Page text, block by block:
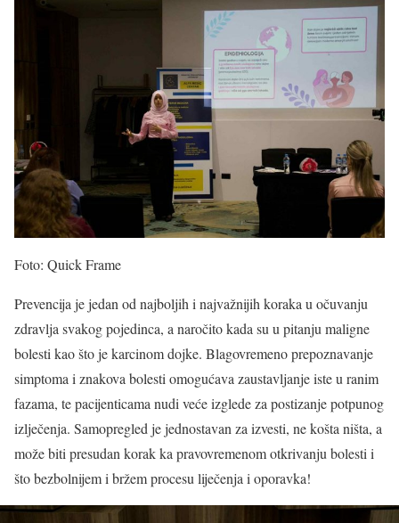
Foto: Quick Frame
Prevencija je jedan od najboljih i najvažnijih koraka u očuvanju
zdravlja svakog pojedinca, a naročito kada su u pitanju maligne
bolesti kao što je karcinom dojke. Blagovremeno prepoznavanje
simptoma i znakova bolesti omogućava zaustavljanje iste u ranim
fazama, te pacijenticama nudi veće izglede za postizanje potpunog
izlječenja. Samopregled je jednostavan za izvesti, ne košta ništa, a
može biti presudan korak ka pravovremenom otkrivanju bolesti i
što bezbolnijem i bržem procesu liječenja i oporavka!